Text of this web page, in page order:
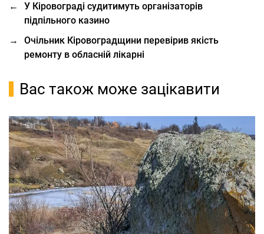
←
У Кіровограді судитимуть організаторів
підпільного казино
→
Очільник Кіровоградщини перевірив якість
ремонту в обласній лікарні
Вас також може зацікавити